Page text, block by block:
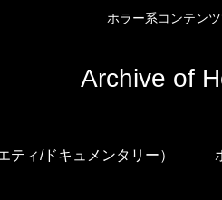
ホラー系コンテン
Archive of
ティ/ドキュメンタリー）